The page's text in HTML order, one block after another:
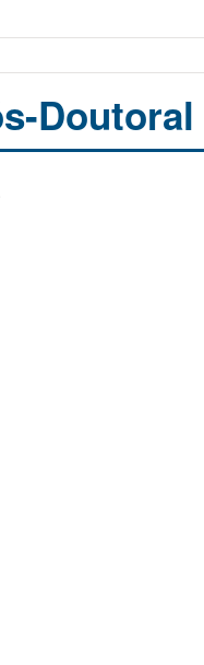
Doutoral